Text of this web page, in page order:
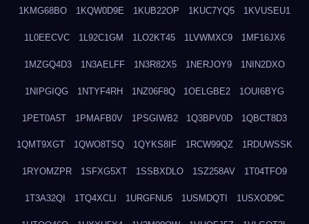
1KMG68BO 1KQW0D9E 1KUB22OP 1KUC7YQ5 1KVUSEU1
1L0EECVC 1L92C1GM 1LO2KT45 1LVWMXC9 1MF16JX6
1MZGQ4D3 1N3AELFF 1N3R82X5 1NERJOY9 1NIN2DXO
1NIPGIQG 1NTYF4RH 1NZ06F8Q 1OELGBE2 1OUI6BYG
1PET0A5T 1PMAFB0V 1PSGIWB2 1Q3BPV0D 1QBCT8D3
1QMT9XGT 1QWO8TSQ 1QYKS8IF 1RCW99QZ 1RDUWSSK
1RYOMZPR 1SFXG5XT 1SSBXDLO 1SZ258AV 1T04TFO9
1T3A32QI 1TQ4XCLI 1URGFNU5 1USMDQTI 1USXOD9C